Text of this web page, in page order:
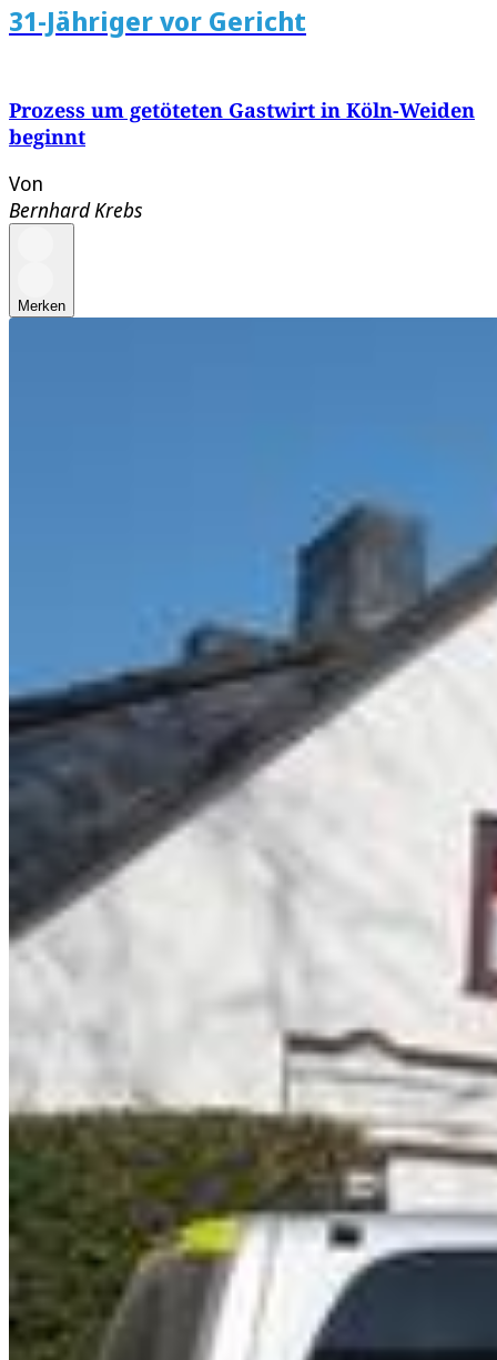
31-Jähriger vor Gericht
Prozess um getöteten Gastwirt in Köln-Weiden
beginnt
Von
Bernhard Krebs
Merken